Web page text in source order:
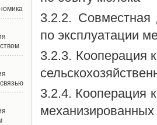
3.2.2. Совместная
по эксплуатации
3.2.3. Кооперация
3.2.4. Кооперация
механизированных